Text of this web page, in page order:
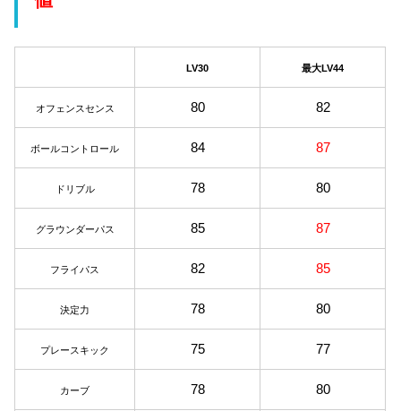
LV30 最大LV44
オフェンスセンス 80 82
ボールコントロール 84 87
ドリブル 78 80
グラウンダーパス 85 87
フライパス 82 85
決定力 78 80
プレースキック 75 77
カーブ 78 80